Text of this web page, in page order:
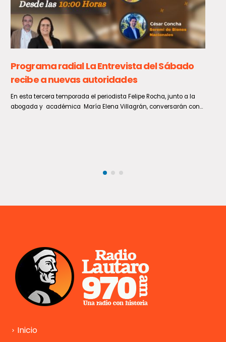
Pena efectiva de 15 años de presidio para
exalcalde de Renaico por delitos sexuales y
Inicio